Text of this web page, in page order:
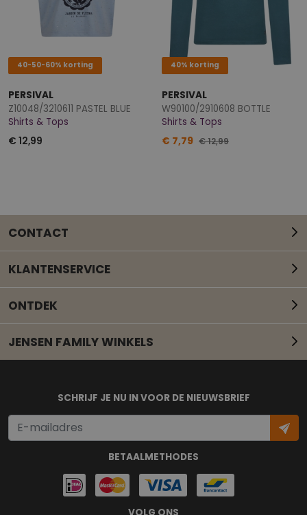
40-50-60% korting
PERSIVAL
Z10048/3210611 PASTEL BLUE
Shirts & Tops
€ 12,99
40% korting
PERSIVAL
W90100/2910608 BOTTLE
Shirts & Tops
€ 7,79 € 12,99
CONTACT
Mail onze klantenservice
KLANTENSERVICE
ONTDEK
JENSEN FAMILY WINKELS
BETAALMETHODES
SCHRIJF JE NU IN VOOR DE NIEUWSBRIEF